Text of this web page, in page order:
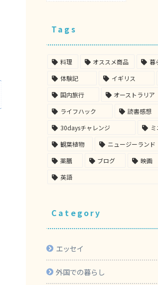
Tags
料理 オススメ商品 暮
体験記
イギリス
国内旅行
オーストラリア
ライフハック
読書感想
30daysチャレンジ
観葉植物
ニュージーランド
薬膳
ブログ 映画
英語
Category
エッセイ
外国での暮らし